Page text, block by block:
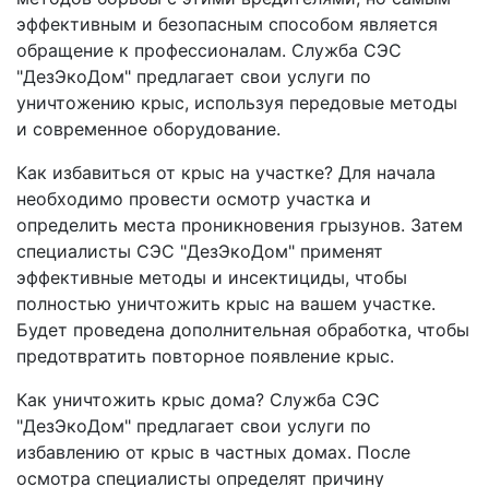
эффективным и безопасным способом является
обращение к профессионалам. Служба СЭС
"ДезЭкоДом" предлагает свои услуги по
уничтожению крыс, используя передовые методы
и современное оборудование.
Как избавиться от крыс на участке? Для начала
необходимо провести осмотр участка и
определить места проникновения грызунов. Затем
специалисты СЭС "ДезЭкоДом" применят
эффективные методы и инсектициды, чтобы
полностью уничтожить крыс на вашем участке.
Будет проведена дополнительная обработка, чтобы
предотвратить повторное появление крыс.
Как уничтожить крыс дома? Служба СЭС
"ДезЭкоДом" предлагает свои услуги по
избавлению от крыс в частных домах. После
осмотра специалисты определят причину